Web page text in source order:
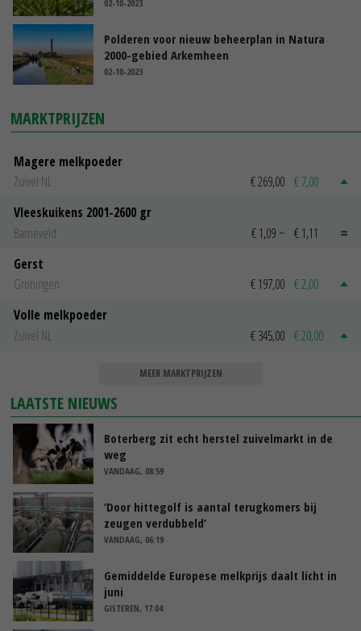
02-10-2023
Polderen voor nieuw beheerplan in Natura
2000-gebied Arkemheen
02-10-2023
MARKTPRIJZEN
Magere melkpoeder
Zuivel NL
€ 269,00 € 7,00
Vleeskuikens 2001-2600 gr
Barneveld
€ 1,09 ~ € 1,11
Gerst
Groningen
€ 197,00 € 2,00
Volle melkpoeder
Zuivel NL
€ 345,00 € 20,00
MEER MARKTPRIJZEN
LAATSTE NIEUWS
Boterberg zit echt herstel zuivelmarkt in de
weg
VANDAAG, 08:59
‘Door hittegolf is aantal terugkomers bij
zeugen verdubbeld’
VANDAAG, 06:19
Gemiddelde Europese melkprijs daalt licht in
juni
GISTEREN, 17:04